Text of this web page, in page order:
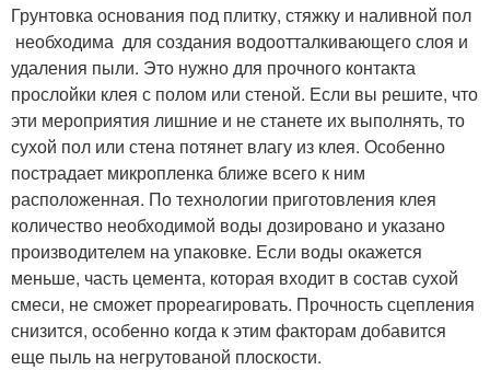
Грунтовка основания под плитку, стяжку и наливной пол
необходима для создания водоотталкивающего слоя и
удаления пыли. Это нужно для прочного контакта
прослойки клея с полом или стеной. Если вы решите, что
эти мероприятия лишние и не станете их выполнять, то
сухой пол или стена потянет влагу из клея. Особенно
пострадает микропленка ближе всего к ним
расположенная. По технологии приготовления клея
количество необходимой воды дозировано и указано
производителем на упаковке. Если воды окажется
меньше, часть цемента, которая входит в состав сухой
смеси, не сможет прореагировать. Прочность сцепления
снизится, особенно когда к этим факторам добавится
еще пыль на негрутованой плоскости.